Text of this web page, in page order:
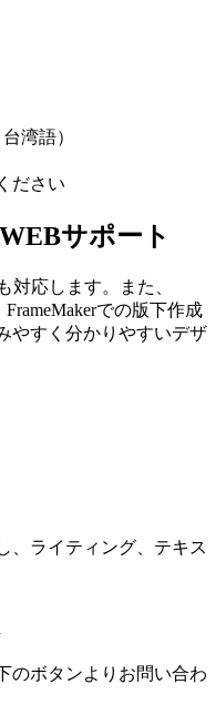
湾語）
ださい
サポート
対応します。また、
FrameMakerでの版下作成
やすく分かりやすいデザ
、ライティング、テキス
のボタンよりお問い合わ